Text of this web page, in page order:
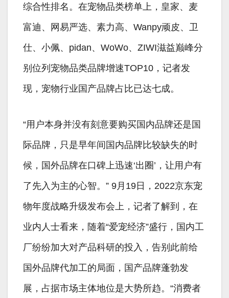
综合性排名。在宠物品类榜单上，皇家、麦
富迪、网易严选、素力高、Wanpy顽皮、卫
仕、小佩、pidan、WoWo、ZIWI滋益巅峰分
别位列宠物品类品牌增速TOP10，记者发
现，宠物行业国产品牌占比已达七成。
“用户本身并没有刻意要购买国内品牌还是国
际品牌，只是早年间国内品牌比较缺失的时
候，国外品牌在口碑上迅速‘出圈’，让用户有
了先入为主的心智。” 9月19日，2022京东宠
物年度战略升级发布会上，记者了解到，在
业内人士看来，随着“爱宠经济”盛行，国内工
厂纷纷加大对产品科研的投入，告别此前给
国外品牌代加工的局面，国产品牌蓬勃发
展，占据市场主体地位是大势所趋。“消费者